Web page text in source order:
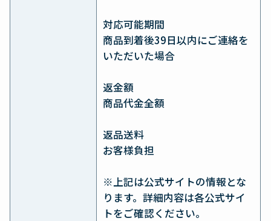
対応可能期間
商品到着後39日以内にご連絡を
いただいた場合
返金額
商品代金全額
返品送料
お客様負担
※上記は公式サイトの情報とな
ります。詳細内容は各公式サイ
トをご確認ください。